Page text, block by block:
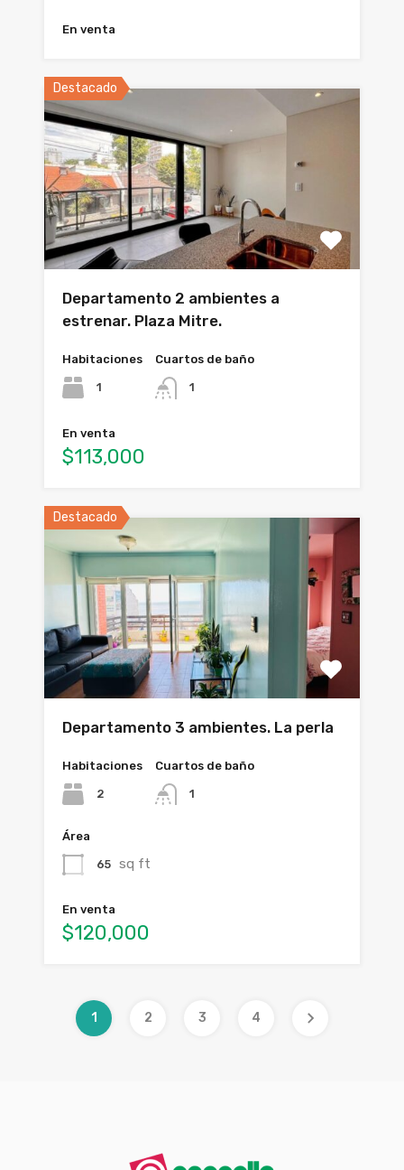
En venta
Destacado
Departamento 2 ambientes a
estrenar. Plaza Mitre.
Habitaciones
1
Cuartos de baño
1
En venta
$113,000
Destacado
Departamento 3 ambientes. La perla
Habitaciones
2
Cuartos de baño
1
Área
65 sq ft
En venta
$120,000
1 2 3 4